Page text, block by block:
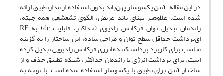
در این مقاله، آنتن یکسوساز پهنباند بدون استفاده از مدارتطبیق ارائه
شده است. علاوه­بر پهنای باند عریض، الگوی تشعشعی همه جهته،
راندمان تبدیل توان فرکانس رادیوی ( RF ) بهdcحداکثر، قابلیت
برداشت حداقل سطح توان و طراحی ساده، این ساختار را به گزینهای
مناسب برای کاربرد برداشت­کننده انرژی فرکانس رادیویی تبدیل کرده
است. برای برداشت انرژی با راندمان حداکثر، شبکه تطبیق حذف و از
ساختار آنتن برای تطبیق با یکسوساز استفاده شده است. با توجه به